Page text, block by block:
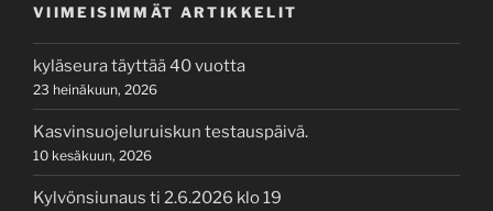
VIIMEISIMMÄT ARTIKKELIT
kyläseura täyttää 40 vuotta
23 heinäkuun, 2026
Kasvinsuojeluruiskun testauspäivä.
10 kesäkuun, 2026
Kylvönsiunaus ti 2.6.2026 klo 19